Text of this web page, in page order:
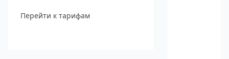
Перейти к тарифам